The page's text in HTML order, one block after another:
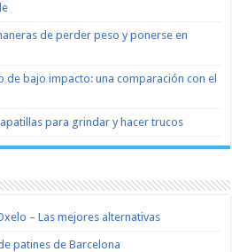
de perder peso y ponerse en
de bajo impacto: una comparación con el
para grindar y hacer trucos
– Las mejores alternativas
patines de Barcelona